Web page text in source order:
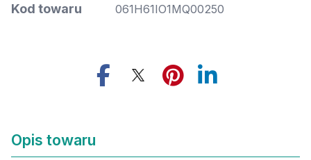
Kod towaru 061H61IO1MQ00250
Opis towaru